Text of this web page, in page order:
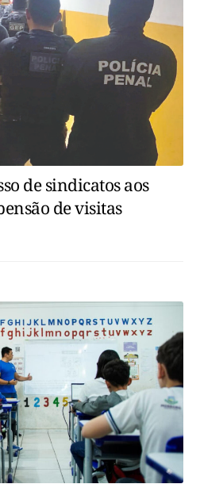
de sindicatos aos
de visitas